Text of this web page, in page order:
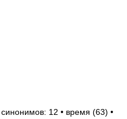
12 • время (63) •